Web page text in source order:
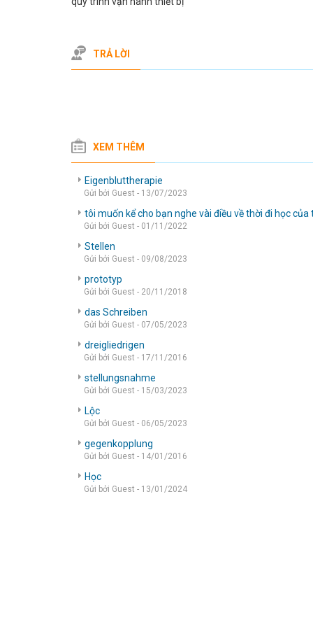
TRẢ LỜI
XEM THÊM
Eigenbluttherapie
Gửi bởi Guest - 13/07/2023
tôi muốn kể cho bạn nghe vài điều về thời đi học của
Gửi bởi Guest - 01/11/2022
Stellen
Gửi bởi Guest - 09/08/2023
prototyp
Gửi bởi Guest - 20/11/2018
das Schreiben
Gửi bởi Guest - 07/05/2023
dreigliedrigen
Gửi bởi Guest - 17/11/2016
stellungsnahme
Gửi bởi Guest - 15/03/2023
Lộc
Gửi bởi Guest - 06/05/2023
gegenkopplung
Gửi bởi Guest - 14/01/2016
Học
Gửi bởi Guest - 13/01/2024